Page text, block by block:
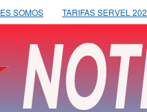
SOMOS TARIFAS SERVEL